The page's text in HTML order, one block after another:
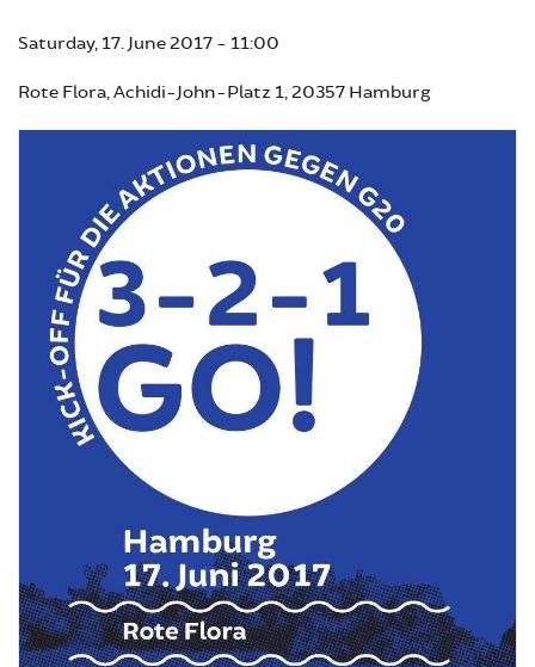
Saturday, 17. June 2017 - 11:00
Rote Flora, Achidi-John-Platz 1, 20357 Hamburg